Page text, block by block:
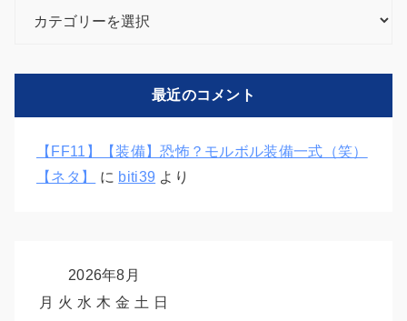
最近のコメント
【FF11】【装備】恐怖？モルボル装備一式（笑）
【ネタ】
に biti39 より
2026年8月
月 火 水 木 金 土 日